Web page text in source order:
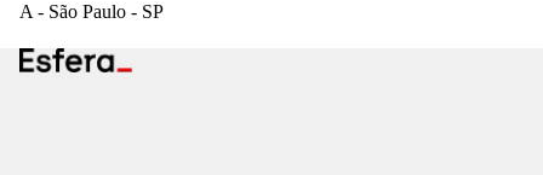
A - São Paulo - SP